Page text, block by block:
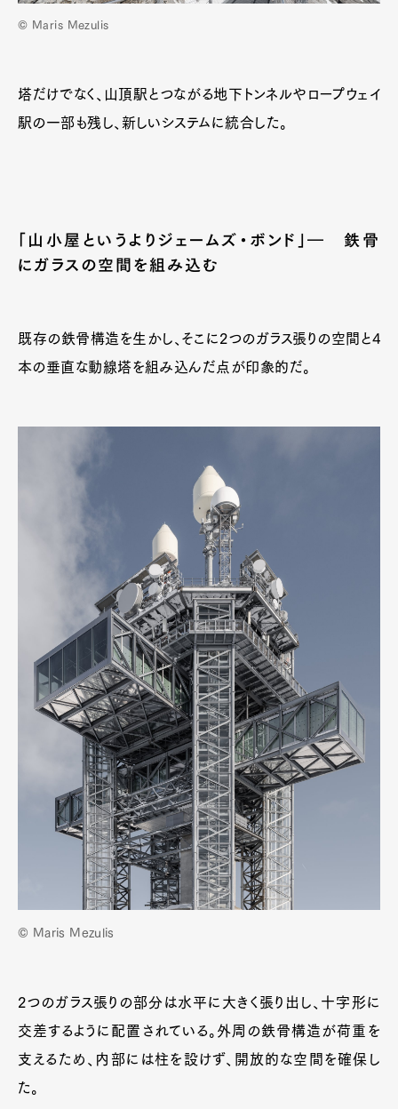
© Maris Mezulis
塔だけでなく、山頂駅とつながる地下トンネルやロープウェイ
駅の一部も残し、新しいシステムに統合した。
「山小屋というよりジェームズ・ボンド」― 鉄骨
にガラスの空間を組み込む
既存の鉄骨構造を生かし、そこに2つのガラス張りの空間と4
本の垂直な動線塔を組み込んだ点が印象的だ。
© Maris Mezulis
2つのガラス張りの部分は水平に大きく張り出し、十字形に
交差するように配置されている。外周の鉄骨構造が荷重を
支えるため、内部には柱を設けず、開放的な空間を確保し
た。